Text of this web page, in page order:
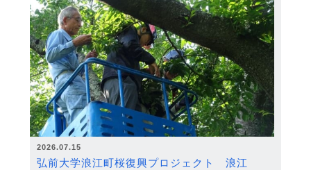
2026.07.15
弘前大学浪江町桜復興プロジェクト 浪江